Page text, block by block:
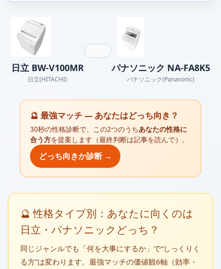
日立 BW-V100MR
日立(HITACHI)
パナソニック NA-FA8K5
パナソニック(Panasonic)
🔮 最強マッチ — あなたはどっち向き？
30秒の性格診断で、この2つのうちあなたの性格に
合う方を提案します（最終判断は記事を読んで）。
どっち向きか診断 →
🔮 性格タイプ別：あなたに向くのは
日立・パナソニックどっち？
同じジャンルでも「何を大事にするか」で“しっくりく
る方”は変わります。最強マッチの価値観6軸（効率・